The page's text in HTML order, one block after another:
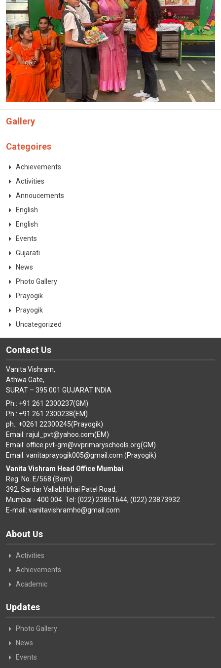
Gallery
Categoires
Achievements
Activities
Annoucements
English
English
Events
Gujarati
News
Photo Gallery
Prayogik
Prayogik
Uncategorized
Contact Us
Vanita Vishram,
Athwa Gate,
SURAT – 395 001 GUJARAT INDIA
Ph.: +91 261 2300237(GM)
Ph.: +91 261 2300238(EM)
ph.: +0261 22300245(Prayogik)
Email: rajul_pvt@yahoo.com(EM)
Email: office.pvt-gm@vvprimaryschools.org(GM)
Email: vanitaprayogik005@gmail.com (Prayogik)
Vanita Vishram Head Office Mumbai
Reg. No. E/568 (Bom)
392, Sardar Vallabhbhai Patel Road,
Mumbai - 400 004. Tel: (022) 23851644, (022) 23873932
E-mail: vanitavishramho@gmail.com
About Us
Activities
Achievements
Academic
Updates
Photo Gallery
News
Events